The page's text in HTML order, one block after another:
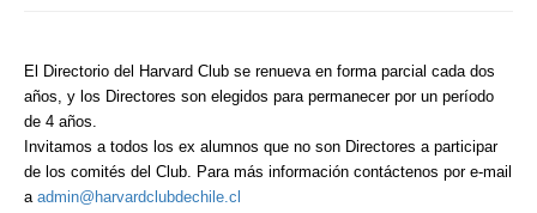
El Directorio del Harvard Club se renueva en forma parcial cada dos
años, y los Directores son elegidos para permanecer por un período
de 4 años.
Invitamos a todos los ex alumnos que no son Directores a participar
de los comités del Club. Para más información contáctenos por e-mail
a admin@harvardclubdechile.cl